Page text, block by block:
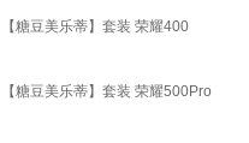
糖豆美乐蒂】套装 荣耀400
糖豆美乐蒂】套装 荣耀500Pro